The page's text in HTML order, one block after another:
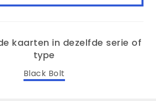
kaarten in dezelfde serie of
type
Black Bolt